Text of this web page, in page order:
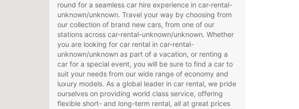
round for a seamless car hire experience in car-rental-
unknown/unknown. Travel your way by choosing from
our collection of brand new cars, from one of our
stations across car-rental-unknown/unknown. Whether
you are looking for car rental in car-rental-
unknown/unknown as part of a vacation, or renting a
car for a special event, you will be sure to find a car to
suit your needs from our wide range of economy and
luxury models. As a global leader in car rental, we pride
ourselves on providing world class service, offering
flexible short- and long-term rental, all at great prices